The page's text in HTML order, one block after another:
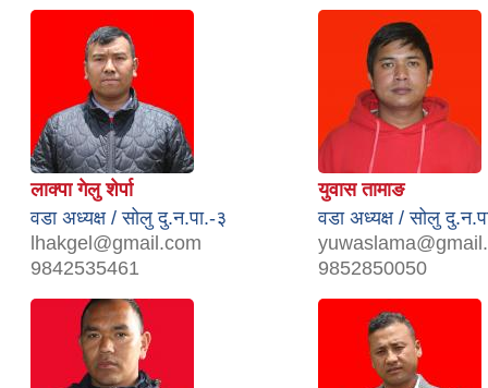
लाक्पा गेलु शेर्पा
वडा अध्यक्ष / सोलु दु.न.पा.-३
lhakgel@gmail.com
9842535461
युवास तामाङ
वडा अध्यक्ष / सोलु
9852850050